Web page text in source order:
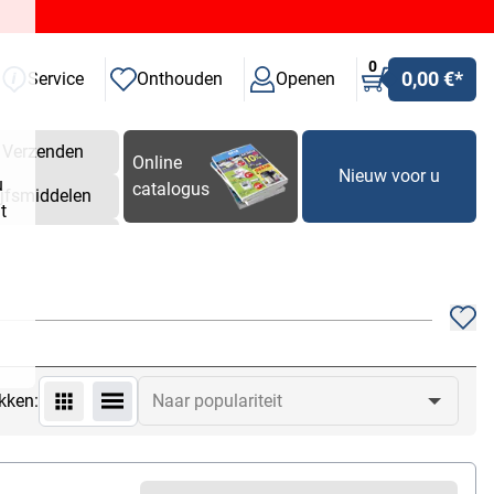
Service Onthouden Openen
0
0,00 €*
Verzenden
Online
catalogus
Nieuw voor u